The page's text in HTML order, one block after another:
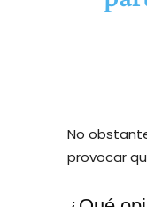
No
provocar